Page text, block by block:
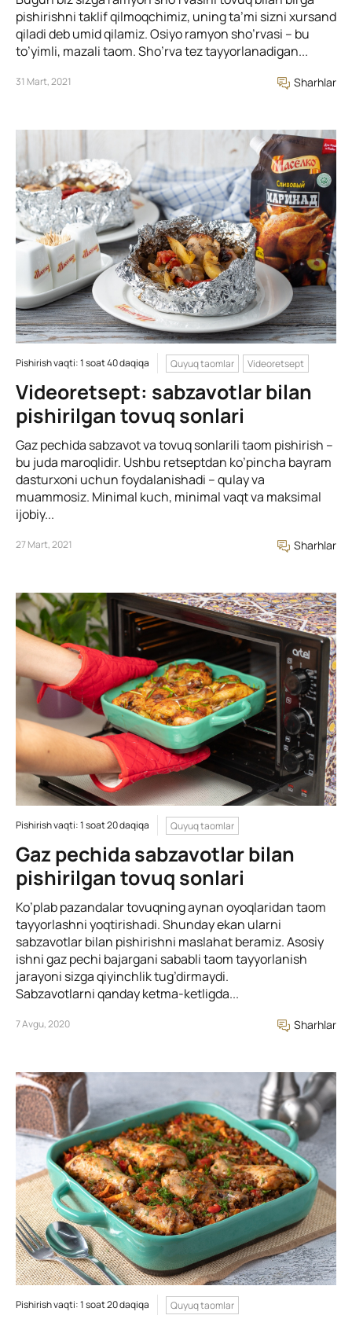
pishirishni taklif qilmoqchimiz, uning ta’mi sizni xursand
qiladi deb umid qilamiz. Osiyo ramyon sho’rvasi – bu
to’yimli, mazali taom. Sho’rva tez tayyorlanadigan...
31 Mart, 2021 Sharhlar
Pishirish vaqti: 1 soat 40 daqiqa Quyuq taomlar Videoretsept
Videoretsept: sabzavotlar bilan
pishirilgan tovuq sonlari
Gaz pechida sabzavot va tovuq sonlarili taom pishirish –
bu juda maroqlidir. Ushbu retseptdan ko’pincha bayram
dasturxoni uchun foydalanishadi – qulay va
muammosiz. Minimal kuch, minimal vaqt va maksimal
ijobiy...
27 Mart, 2021 Sharhlar
Pishirish vaqti: 1 soat 20 daqiqa Quyuq taomlar
Gaz pechida sabzavotlar bilan
pishirilgan tovuq sonlari
Ko’plab pazandalar tovuqning aynan oyoqlaridan taom
tayyorlashni yoqtirishadi. Shunday ekan ularni
sabzavotlar bilan pishirishni maslahat beramiz. Asosiy
ishni gaz pechi bajargani sababli taom tayyorlanish
jarayoni sizga qiyinchlik tug’dirmaydi.
Sabzavotlarni qanday ketma-ketligda...
7 Avgu, 2020 Sharhlar
Pishirish vaqti: 1 soat 20 daqiqa Quyuq taomlar